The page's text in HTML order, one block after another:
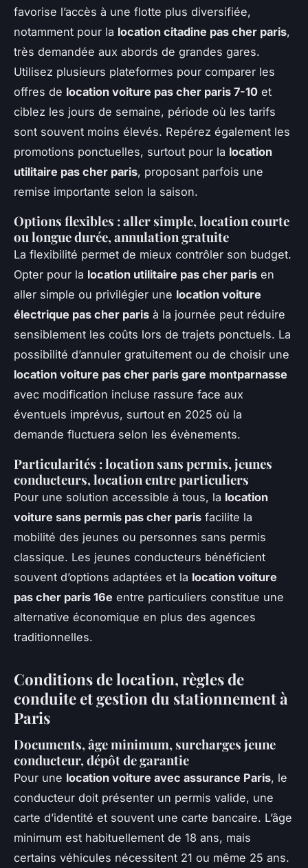
favorise l’accès à une flotte plus diversifiée,
notamment pour la location citadine pas cher paris,
très demandée aux abords de grandes gares.
Utilisez plusieurs plateformes pour comparer les
offres de location voiture pas cher paris 7-10 et
ciblez les jours de semaine, période où les tarifs
sont souvent moins élevés. Repérez également les
promotions ponctuelles, surtout pour la location
utilitaire pas cher paris, proposant parfois une
remise importante selon la saison.
Options flexibles : aller simple, location courte
ou longue durée, annulation gratuite
La flexibilité permet de mieux contrôler son budget.
Opter pour la location utilitaire pas cher paris en
aller simple ou privilégier une location voiture
électrique pas cher paris à la journée peut réduire
sensiblement les coûts lors de trajets ponctuels. La
possibilité d’annuler gratuitement ou de choisir une
location voiture pas cher paris gare montparnasse
avec modification incluse rassure face aux
éventuels imprévus, surtout en 2025 où la
demande fluctuera selon les évènements.
Particularités : location sans permis, jeunes
conducteurs, location entre particuliers
Pour une solution accessible à tous, la location
voiture sans permis pas cher paris facilite la
mobilité des jeunes ou personnes sans permis
classique. Les jeunes conducteurs bénéficient
souvent d’options adaptées et la location voiture
pas cher paris 16e entre particuliers constitue une
alternative économique en plus des agences
traditionnelles.
Conditions de location, règles de
conduite et gestion du stationnement à
Paris
Documents, âge minimum, surcharges jeune
conducteur, dépôt de garantie
Pour une location voiture avec assurance Paris, le
conducteur doit présenter un permis valide, une
carte d’identité et souvent une carte bancaire. L’âge
minimum est habituellement de 18 ans, mais
certains véhicules nécessitent 21 ou même 25 ans.